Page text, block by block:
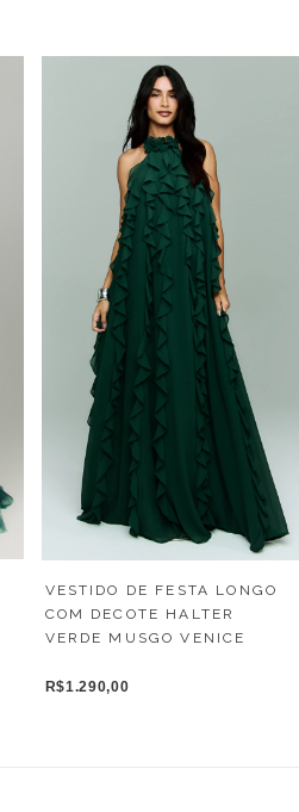
VESTIDO DE FESTA LONGO
COM DECOTE HALTER
VERDE MUSGO VENICE
R$1.290,00